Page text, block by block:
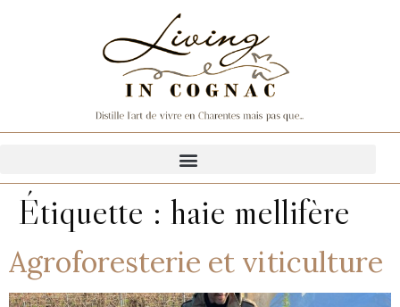
Étiquette : haie mellifère
Agroforesterie et viticulture